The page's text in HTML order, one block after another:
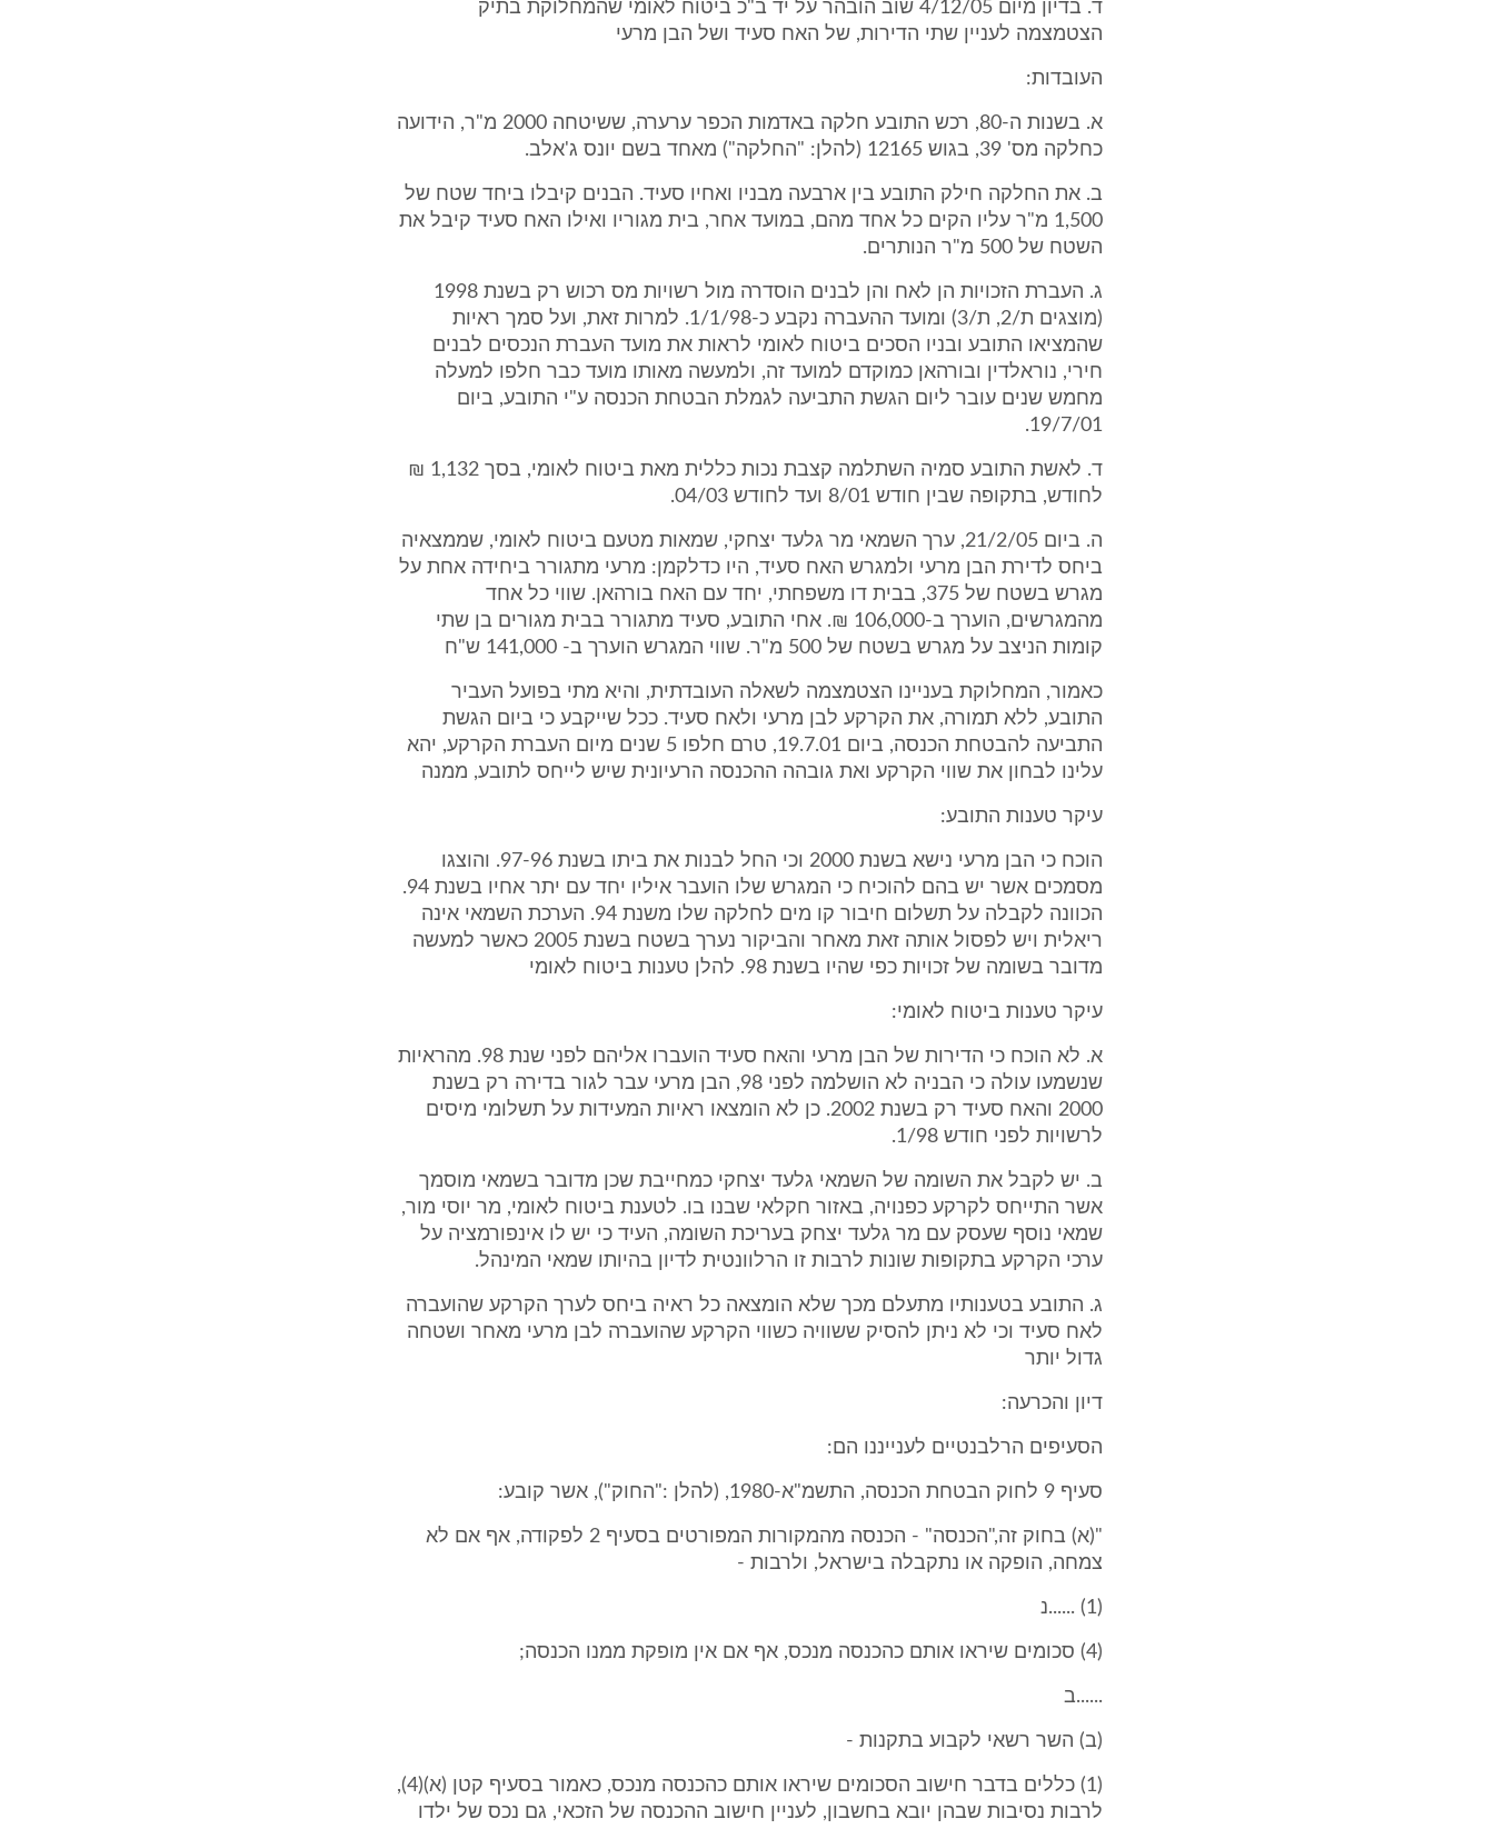
ד. בדיון מיום 4/12/05 שוב הובהר על יד ב"כ ביטוח לאומי שהמחלוקת בתיק
הצטמצמה לעניין שתי הדירות, של האח סעיד ושל הבן מרעי
העובדות:
א. בשנות ה-80, רכש התובע חלקה באדמות הכפר ערערה, ששיטחה 2000 מ"ר, הידועה
כחלקה מס' 39, בגוש 12165 (להלן: "החלקה") מאחד בשם יונס ג'אלב.
ב. את החלקה חילק התובע בין ארבעה מבניו ואחיו סעיד. הבנים קיבלו ביחד שטח של
1,500 מ"ר עליו הקים כל אחד מהם, במועד אחר, בית מגוריו ואילו האח סעיד קיבל את
השטח של 500 מ"ר הנותרים.
ג. העברת הזכויות הן לאח והן לבנים הוסדרה מול רשויות מס רכוש רק בשנת 1998
(מוצגים ת/2, ת/3) ומועד ההעברה נקבע כ-1/1/98. למרות זאת, ועל סמך ראיות
שהמציאו התובע ובניו הסכים ביטוח לאומי לראות את מועד העברת הנכסים לבנים
חירי, נוראלדין ובורהאן כמוקדם למועד זה, ולמעשה מאותו מועד כבר חלפו למעלה
מחמש שנים עובר ליום הגשת התביעה לגמלת הבטחת הכנסה ע"י התובע, ביום
19/7/01.
ד. לאשת התובע סמיה השתלמה קצבת נכות כללית מאת ביטוח לאומי, בסך 1,132 ₪
לחודש, בתקופה שבין חודש 8/01 ועד לחודש 04/03.
ה. ביום 21/2/05, ערך השמאי מר גלעד יצחקי, שמאות מטעם ביטוח לאומי, שממצאיה
ביחס לדירת הבן מרעי ולמגרש האח סעיד, היו כדלקמן: מרעי מתגורר ביחידה אחת על
מגרש בשטח של 375, בבית דו משפחתי, יחד עם האח בורהאן. שווי כל אחד
מהמגרשים, הוערך ב-106,000 ₪. אחי התובע, סעיד מתגורר בבית מגורים בן שתי
קומות הניצב על מגרש בשטח של 500 מ"ר. שווי המגרש הוערך ב- 141,000 ש"ח
כאמור, המחלוקת בעניינו הצטמצמה לשאלה העובדתית, והיא מתי בפועל העביר
התובע, ללא תמורה, את הקרקע לבן מרעי ולאח סעיד. ככל שייקבע כי ביום הגשת
התביעה להבטחת הכנסה, ביום 19.7.01, טרם חלפו 5 שנים מיום העברת הקרקע, יהא
עלינו לבחון את שווי הקרקע ואת גובהה ההכנסה הרעיונית שיש לייחס לתובע, ממנה
עיקר טענות התובע:
הוכח כי הבן מרעי נישא בשנת 2000 וכי החל לבנות את ביתו בשנת 97-96. והוצגו
מסמכים אשר יש בהם להוכיח כי המגרש שלו הועבר איליו יחד עם יתר אחיו בשנת 94.
הכוונה לקבלה על תשלום חיבור קו מים לחלקה שלו משנת 94. הערכת השמאי אינה
ריאלית ויש לפסול אותה זאת מאחר והביקור נערך בשטח בשנת 2005 כאשר למעשה
מדובר בשומה של זכויות כפי שהיו בשנת 98. להלן טענות ביטוח לאומי
עיקר טענות ביטוח לאומי:
א. לא הוכח כי הדירות של הבן מרעי והאח סעיד הועברו אליהם לפני שנת 98. מהראיות
שנשמעו עולה כי הבניה לא הושלמה לפני 98, הבן מרעי עבר לגור בדירה רק בשנת
2000 והאח סעיד רק בשנת 2002. כן לא הומצאו ראיות המעידות על תשלומי מיסים
לרשויות לפני חודש 1/98.
ב. יש לקבל את השומה של השמאי גלעד יצחקי כמחייבת שכן מדובר בשמאי מוסמך
אשר התייחס לקרקע כפנויה, באזור חקלאי שבנו בו. לטענת ביטוח לאומי, מר יוסי מור,
שמאי נוסף שעסק עם מר גלעד יצחק בעריכת השומה, העיד כי יש לו אינפורמציה על
ערכי הקרקע בתקופות שונות לרבות זו הרלוונטית לדיון בהיותו שמאי המינהל.
ג. התובע בטענותיו מתעלם מכך שלא הומצאה כל ראיה ביחס לערך הקרקע שהועברה
לאח סעיד וכי לא ניתן להסיק ששוויה כשווי הקרקע שהועברה לבן מרעי מאחר ושטחה
גדול יותר
דיון והכרעה:
הסעיפים הרלבנטיים לענייננו הם:
סעיף 9 לחוק הבטחת הכנסה, התשמ"א-1980, (להלן :"החוק"), אשר קובע:
"(א) בחוק זה,"הכנסה" - הכנסה מהמקורות המפורטים בסעיף 2 לפקודה, אף אם לא
צמחה, הופקה או נתקבלה בישראל, ולרבות -
(1) ......נ
(4) סכומים שיראו אותם כהכנסה מנכס, אף אם אין מופקת ממנו הכנסה;
......ב
(ב) השר רשאי לקבוע בתקנות -
(1) כללים בדבר חישוב הסכומים שיראו אותם כהכנסה מנכס, כאמור בסעיף קטן (א)(4),
לרבות נסיבות שבהן יובא בחשבון, לעניין חישוב ההכנסה של הזכאי, גם נכס של ילדו